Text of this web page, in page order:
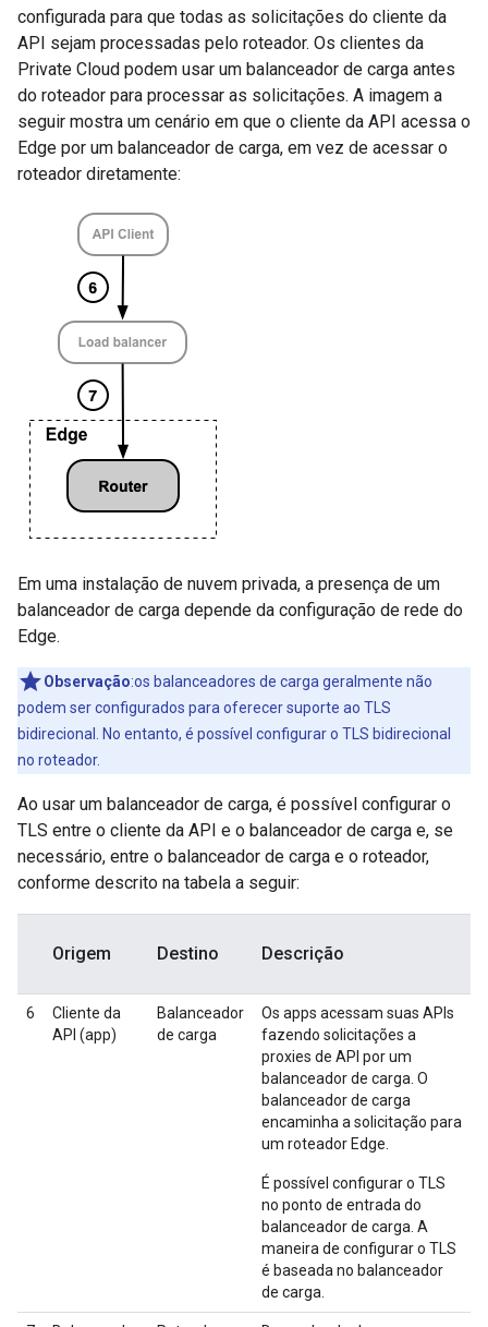
configurada para que todas as solicitações do cliente da
API sejam processadas pelo roteador. Os clientes da
Private Cloud podem usar um balanceador de carga antes
do roteador para processar as solicitações. A imagem a
seguir mostra um cenário em que o cliente da API acessa o
Edge por um balanceador de carga, em vez de acessar o
roteador diretamente:
Em uma instalação de nuvem privada, a presença de um
balanceador de carga depende da configuração de rede do
Edge.
Observação:os balanceadores de carga geralmente não
podem ser configurados para oferecer suporte ao TLS
bidirecional. No entanto, é possível configurar o TLS bidirecional
no roteador.
Ao usar um balanceador de carga, é possível configurar o
TLS entre o cliente da API e o balanceador de carga e, se
necessário, entre o balanceador de carga e o roteador,
conforme descrito na tabela a seguir:
Origem Destino Descrição
6
Cliente da
API (app)
Balanceador
de carga
Os apps acessam suas APIs
fazendo solicitações a
proxies de API por um
balanceador de carga. O
balanceador de carga
encaminha a solicitação para
um roteador Edge.
É possível configurar o TLS
no ponto de entrada do
balanceador de carga. A
maneira de configurar o TLS
é baseada no balanceador
de carga.